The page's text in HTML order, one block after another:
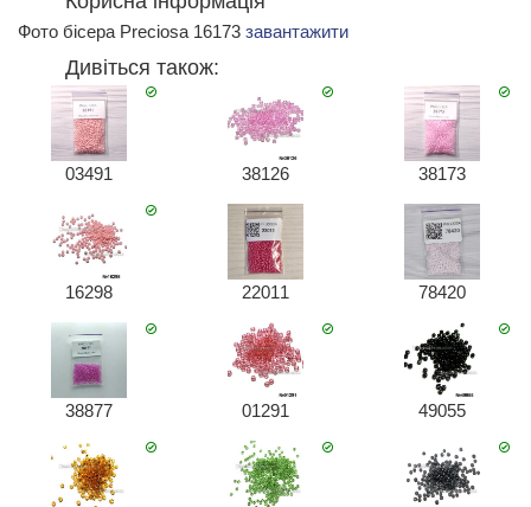
Фото бісера Preciosa 16173 завантажити
Дивіться також:
03491 38126 38173
16298 22011 78420
38877 01291 49055